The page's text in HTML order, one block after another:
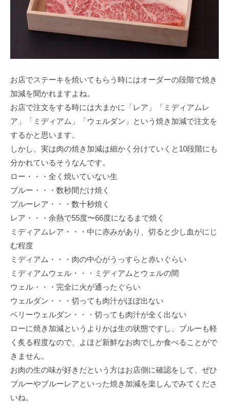
お店でステーキを焼いてもらう時にはオーダーの段階で焼き
加減を聞かれますよね。
お店で注⽂をする時には⼤まかに「レア」「ミディアムレ
ア」「ミディアム」「ウェルダン」という焼き加減で注⽂を
するかと思います。
しかし、実は⾁の焼き加減は細かく分けていくと10段階にも
分かれているそうなんです。
ロー・・・全く焼いていない⽣
ブルー・・・数秒間だけ焼く
ブルーレア・・・数⼗秒焼く
レア・・・余熱で55度〜66度になるまで焼く
ミディアムレア・・・中に⾚みがあり、切ると少し⾎がにじ
む程度
ミディアム・・・⾁の中⼼がうっすらと⾚いぐらい
ミディアムウェル・・・ミディアムとウェルの間
ウェル・・・完全に⽕が通ったぐらい
ウェルダン・・・切っても⾁汁がほぼ出ない
ベリーウェルダン・・・切っても⾁汁が全く出ない
ローに焼き加減というよりかは⽣の状態ですし、ブルーも軽
く炙る程度なので、よほど新鮮なお⾁でしか⾷べることがで
きません。
お⾁の⽣の味が好きだという⽅はお店側に確認をして、ぜひ
ブルーやブルーレアといった焼き加減を楽しんでみてくださ
いね。